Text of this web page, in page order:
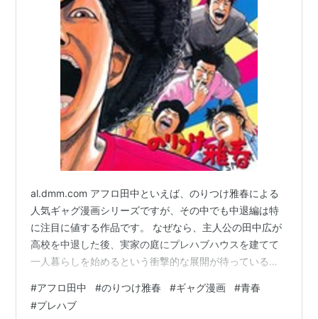
al.dmm.com アフロ田中といえば、のりつけ雅春による
人気ギャグ漫画シリーズですが、その中でも中退編は特
に注目に値する作品です。 なぜなら、主人公の田中広が
高校を中退した後、実家の庭にプレハブハウスを建てて
一人暮らしを始めるという衝撃的な展開が待っているか
製造しておき、現場で組み立てる住宅のことです。 一般
的には仮設住宅や災害時の避難所として使われることが
#アフロ田中 #のりつけ雅春 #ギャグ漫画 #青春
#プレハブ